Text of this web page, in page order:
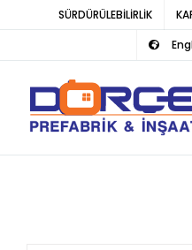
SÜRDÜRÜLEBİLİRLİK